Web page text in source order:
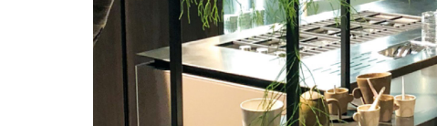
Blum AMPEROS AC: Kako sakriti
utičnice u namještaju i riješiti se
kablova jednom zauvijek?
20/07/2026
EGGER Dekorativna kolekcija
26+